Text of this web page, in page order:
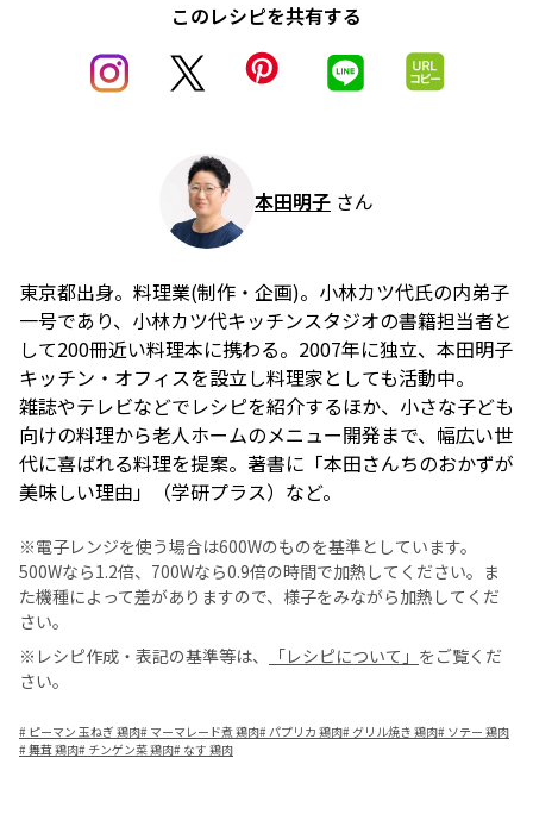
このレシピを共有する
本田明子 さん
東京都出身。料理業(制作・企画)。小林カツ代氏の内弟子
一号であり、小林カツ代キッチンスタジオの書籍担当者と
して200冊近い料理本に携わる。2007年に独立、本田明子
キッチン・オフィスを設立し料理家としても活動中。
雑誌やテレビなどでレシピを紹介するほか、小さな子ども
向けの料理から老人ホームのメニュー開発まで、幅広い世
代に喜ばれる料理を提案。著書に「本田さんちのおかずが
美味しい理由」（学研プラス）など。
※電子レンジを使う場合は600Wのものを基準としています。
500Wなら1.2倍、700Wなら0.9倍の時間で加熱してください。ま
た機種によって差がありますので、様子をみながら加熱してくだ
さい。
※レシピ作成・表記の基準等は、
「レシピについて」 をご覧くだ
さい。
# ピーマン 玉ねぎ 鶏肉# マーマレード煮 鶏肉#パプリカ 鶏肉# グリル焼き 鶏肉# ソテー 鶏肉
#舞茸 鶏肉# チンゲン菜 鶏肉# なす 鶏肉